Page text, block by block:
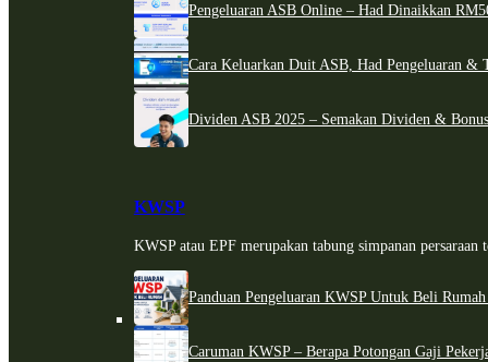
Pengeluaran ASB Online – Had Dinaikkan
Cara Keluarkan Duit ASB, Had Pengeluaran &
Dividen ASB 2025 – Semakan Dividen &
KWSP
KWSP atau EPF merupakan tabung simpanan persaraan
Panduan Pengeluaran KWSP Untuk Beli
Caruman KWSP – Berapa Potongan Gaji